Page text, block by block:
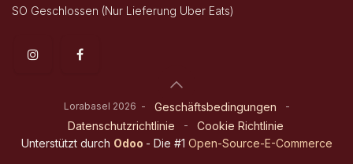
SO Geschlossen (Nur Lieferung Uber Eats)
Lorabasel 2026 - Geschäftsbedingungen -
Datenschutzrichtlinie -
Cookie Richtlinie
Unterstützt durch Odoo - Die #1 Open-Source-E-Commerce